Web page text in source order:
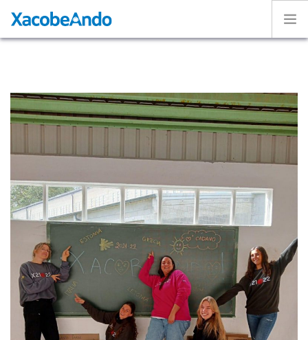
Caminos
Voluntarios
Exposición
ESPAÑOL